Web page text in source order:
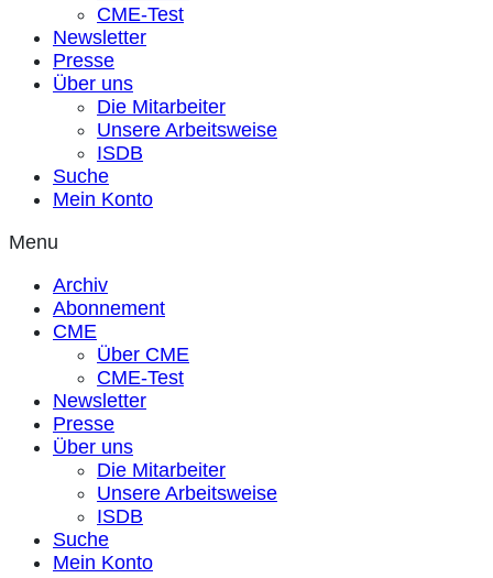
CME-Test
Newsletter
Presse
Über uns
Die Mitarbeiter
Unsere Arbeitsweise
ISDB
Suche
Mein Konto
Menu
Archiv
Abonnement
CME
Über CME
CME-Test
Newsletter
Presse
Über uns
Die Mitarbeiter
Unsere Arbeitsweise
ISDB
Suche
Mein Konto